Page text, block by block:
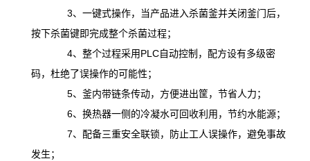
3、一键式操作，当产品进入杀菌釜并关闭釜门后，
按下杀菌键即完成整个杀菌过程；
4、整个过程采用PLC自动控制，配方设有多级密
码，杜绝了误操作的可能性；
5、釜内带链条传动，方便进出筐，节省人力；
6、换热器一侧的冷凝水可回收利用，节约水能源；
7、配备三重安全联锁，防止工人误操作，避免事故
发生；